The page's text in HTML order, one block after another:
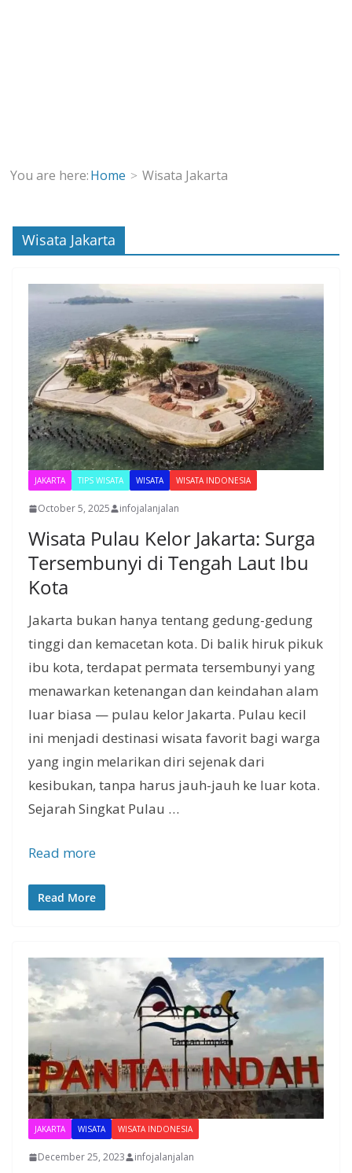
You are here:Home Wisata Jakarta
Wisata Jakarta
JAKARTA TIPS WISATA WISATA WISATA INDONESIA
October 5, 2025 infojalanjalan
Wisata Pulau Kelor Jakarta: Surga
Tersembunyi di Tengah Laut Ibu
Kota
Jakarta bukan hanya tentang gedung-gedung
tinggi dan kemacetan kota. Di balik hiruk pikuk
ibu kota, terdapat permata tersembunyi yang
menawarkan ketenangan dan keindahan alam
luar biasa — pulau kelor Jakarta. Pulau kecil
ini menjadi destinasi wisata favorit bagi warga
yang ingin melarikan diri sejenak dari
kesibukan, tanpa harus jauh-jauh ke luar kota.
Sejarah Singkat Pulau …
Read more
Read More
JAKARTA WISATA WISATA INDONESIA
December 25, 2023 infojalanjalan